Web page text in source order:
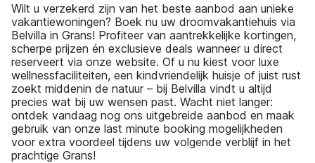
Wilt u verzekerd zijn van het beste aanbod aan unieke
vakantiewoningen? Boek nu uw droomvakantiehuis via
Belvilla in Grans! Profiteer van aantrekkelijke kortingen,
scherpe prijzen én exclusieve deals wanneer u direct
reserveert via onze website. Of u nu kiest voor luxe
wellnessfaciliteiten, een kindvriendelijk huisje of juist rust
zoekt middenin de natuur – bij Belvilla vindt u altijd
precies wat bij uw wensen past. Wacht niet langer:
ontdek vandaag nog ons uitgebreide aanbod en maak
gebruik van onze last minute booking mogelijkheden
voor extra voordeel tijdens uw volgende verblijf in het
prachtige Grans!